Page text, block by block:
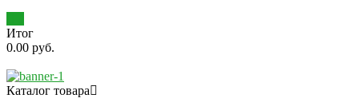
Итог
0.00 руб.
Каталог товара